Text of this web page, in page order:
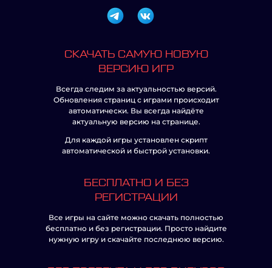
СКАЧАТЬ САМУЮ НОВУЮ
ВЕРСИЮ ИГР
Всегда следим за актуальностью версий.
Обновления страниц с играми происходит
автоматически. Вы всегда найдёте
актуальную версию на странице.
Для каждой игры установлен скрипт
автоматической и быстрой установки.
БЕСПЛАТНО И БЕЗ
РЕГИСТРАЦИИ
Все игры на сайте можно скачать полностью
бесплатно и без регистрации. Просто найдите
нужную игру и скачайте последнюю версию.